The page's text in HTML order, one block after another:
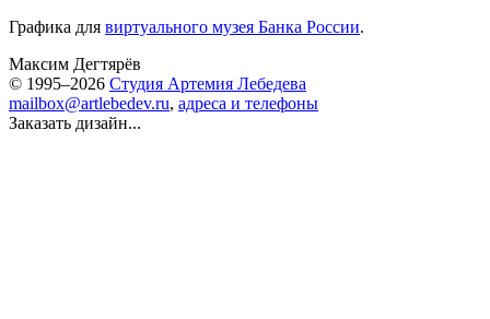
Графика для виртуального музея Банка России.
Максим Дегтярёв
© 1995–2026 Студия Артемия Лебедева
mailbox@artlebedev.ru, адреса и телефоны
Заказать дизайн...